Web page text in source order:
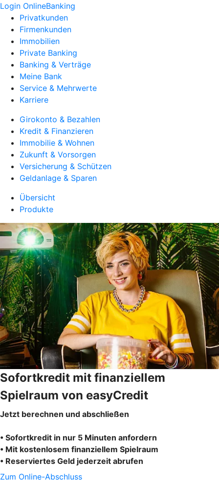
Login OnlineBanking
Privatkunden
Firmenkunden
Immobilien
Private Banking
Banking & Verträge
Meine Bank
Service & Mehrwerte
Karriere
Girokonto & Bezahlen
Kredit & Finanzieren
Immobilie & Wohnen
Zukunft & Vorsorgen
Versicherung & Schützen
Geldanlage & Sparen
Übersicht
Produkte
Sofortkredit mit finanziellem
Spielraum von easyCredit
Jetzt berechnen und abschließen
• Sofortkredit in nur 5 Minuten anfordern
• Mit kostenlosem finanziellem Spielraum
• Reserviertes Geld jederzeit abrufen
Zum Online-Abschluss